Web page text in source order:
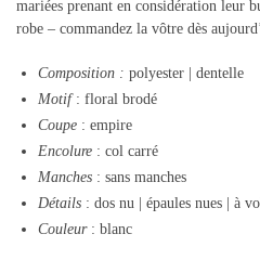
mariées prenant en considération leur
robe – commandez la vôtre dès
Composition : polyester |
dentelle
Motif: floral brodé
Coupe : empire
Encolure : col carré
Manches : sans manches
Détails : dos nu | épaules nues | à
Couleur : blanc